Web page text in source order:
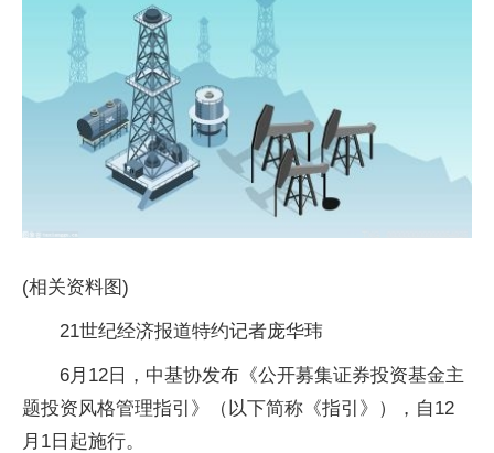
(相关资料图)
21世纪经济报道特约记者庞华玮
6月12日，中基协发布《公开募集证券投资基金主
题投资风格管理指引》（以下简称《指引》），自12
月1日起施行。